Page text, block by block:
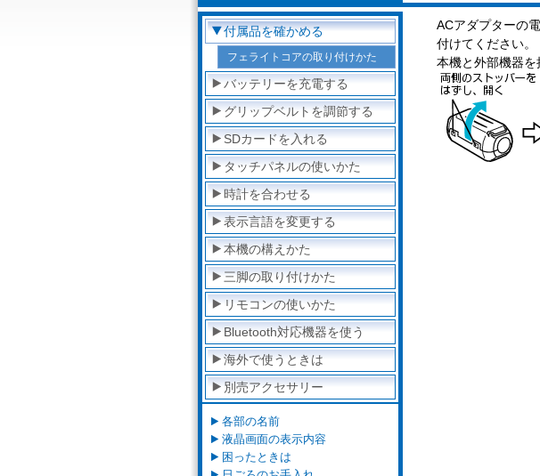
付属品を確かめる
フェライトコアの取り付けかた
バッテリーを充電する
グリップベルトを調節する
SDカードを入れる
タッチパネルの使いかた
時計を合わせる
表示言語を変更する
本機の構えかた
三脚の取り付けかた
リモコンの使いかた
Bluetooth対応機器を使う
海外で使うときは
別売アクセサリー
各部の名前
液晶画面の表示内容
困ったときは
ACアダプターの
付けてください。
本機と外部機器を